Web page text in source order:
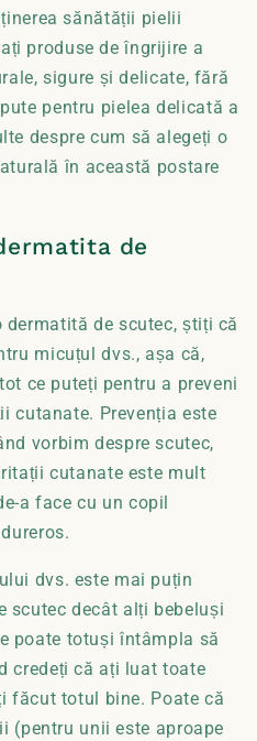
sănătății pielii
produse de îngrijire a
sigure și delicate, fără
pentru pielea delicată a
despre cum să alegeți o
în această postare
de
de scutec, știți că
micuțul dvs., așa că,
ce puteți pentru a preveni
cutanate. Prevenția este
vorbim despre scutec,
cutanate este mult
a face cu un copil
dvs. este mai puțin
scutec decât alți bebeluși
poate totuși întâmpla să
credeți că ați luat toate
făcut totul bine. Poate că
(pentru unii este aproape